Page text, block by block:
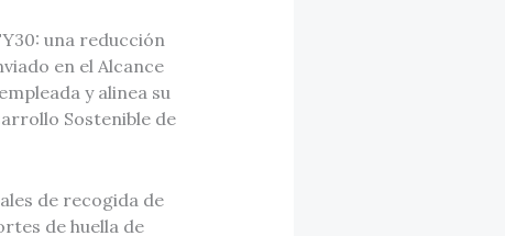
una reducción
en el Alcance
y alinea su
Sostenible de
de recogida de
de huella de